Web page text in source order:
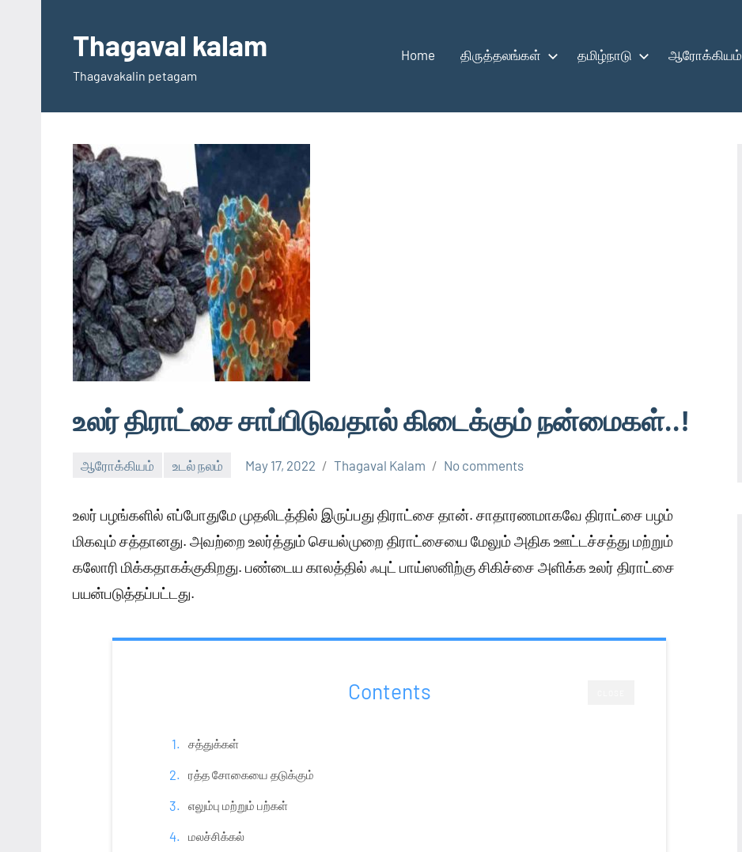
contentThagaval kalam
Thagavakalin petagam
Home திருத்தலங்கள் தமிழ்நாடு ஆரோக்கியம்
உலர் திராட்சை சாப்பிடுவதால் கிடைக்கும் நன்மைகள்..!
ஆரோக்கியம் உடல் நலம் May 17, 2022 Thagaval Kalam No comments
உலர் பழங்களில் எப்போதுமே முதலிடத்தில் இருப்பது திராட்சை தான். சாதாரணமாகவே திராட்சை பழம்
மிகவும் சத்தானது. அவற்றை உலர்த்தும் செயல்முறை திராட்சையை மேலும் அதிக ஊட்டச்சத்து மற்றும்
கலோரி மிக்கதாகக்குகிறது. பண்டைய காலத்தில் ஃபுட் பாய்ஸனிற்கு சிகிச்சை அளிக்க உலர் திராட்சை
பயன்படுத்தப்பட்டது.
Contents
சத்துக்கள்
ரத்த சோகையை தடுக்கும்
எலும்பு மற்றும் பற்கள்
மலச்சிக்கல்